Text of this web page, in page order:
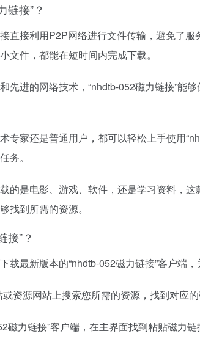
链接”？
直接利用P2P网络进行文件传输，避免了
文件，都能在短时间内完成下载。
先进的网络技术，“nhdtb-052磁力链接”能
专家还是普通用户，都可以轻松上手使用
务。
的是电影、游戏、软件，还是学习资料，
找到所需的资源。
接”？
载最新版本的“nhdtb-052磁力链接”客户端，
资源网站上搜索您所需的资源，找到对应的
磁力链接”客户端，在主界面找到粘贴磁力链